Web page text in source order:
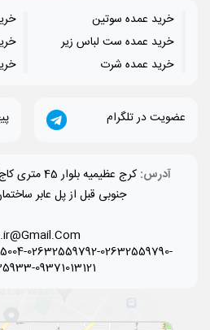
خرید عمده سوتین
خرید عمده ست لباس زیر
خرید عمده شرت
عضویت در تلگرام
آدرس:
کرج عظیمیه
جنوبی قبل از پل عابر
02632559792-02632559790-
09371013121